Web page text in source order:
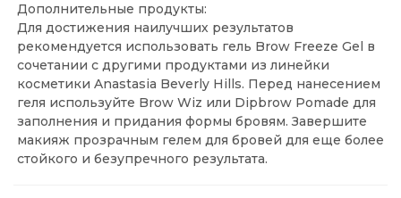
Дополнительные продукты:
Для достижения наилучших результатов
рекомендуется использовать гель Brow Freeze Gel в
сочетании с другими продуктами из линейки
косметики Anastasia Beverly Hills. Перед нанесением
геля используйте Brow Wiz или Dipbrow Pomade для
заполнения и придания формы бровям. Завершите
макияж прозрачным гелем для бровей для еще более
стойкого и безупречного результата.